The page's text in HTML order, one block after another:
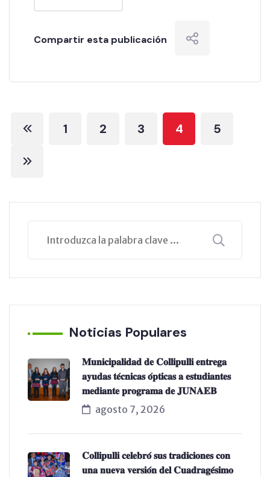
Compartir esta publicación
1 2 3 4 5
Noticias Populares
𝐌𝐮𝐧𝐢𝐜𝐢𝐩𝐚𝐥𝐢𝐝𝐚𝐝 𝐝𝐞 𝐂𝐨𝐥𝐥𝐢𝐩𝐮𝐥𝐥𝐢 𝐞𝐧𝐭𝐫𝐞𝐠𝐚
𝐚𝐲𝐮𝐝𝐚𝐬 𝐭𝐞́𝐜𝐧𝐢𝐜𝐚𝐬 𝐨́𝐩𝐭𝐢𝐜𝐚𝐬 𝐚 𝐞𝐬𝐭𝐮𝐝𝐢𝐚𝐧𝐭𝐞𝐬
𝐦𝐞𝐝𝐢𝐚𝐧𝐭𝐞 𝐩𝐫𝐨𝐠𝐫𝐚𝐦𝐚 𝐝𝐞 𝐉𝐔𝐍𝐀𝐄𝐁
agosto 7, 2026
𝐂𝐨𝐥𝐥𝐢𝐩𝐮𝐥𝐥𝐢 𝐜𝐞𝐥𝐞𝐛𝐫𝐨́ 𝐬𝐮𝐬 𝐭𝐫𝐚𝐝𝐢𝐜𝐢𝐨𝐧𝐞𝐬 𝐜𝐨𝐧
𝐮𝐧𝐚 𝐧𝐮𝐞𝐯𝐚 𝐯𝐞𝐫𝐬𝐢𝐨́𝐧 𝐝𝐞𝐥 𝐂𝐮𝐚𝐝𝐫𝐚𝐠𝐞́𝐬𝐢𝐦𝐨